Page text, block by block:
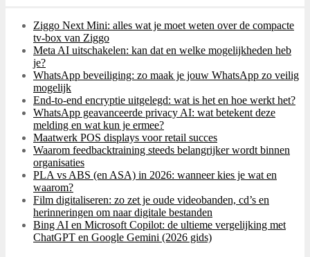
Ziggo Next Mini: alles wat je moet weten over de compacte
tv-box van Ziggo
Meta AI uitschakelen: kan dat en welke mogelijkheden heb
je?
WhatsApp beveiliging: zo maak je jouw WhatsApp zo veilig
mogelijk
End-to-end encryptie uitgelegd: wat is het en hoe werkt het?
WhatsApp geavanceerde privacy AI: wat betekent deze
melding en wat kun je ermee?
Maatwerk POS displays voor retail succes
Waarom feedbacktraining steeds belangrijker wordt binnen
organisaties
PLA vs ABS (en ASA) in 2026: wanneer kies je wat en
waarom?
Film digitaliseren: zo zet je oude videobanden, cd’s en
herinneringen om naar digitale bestanden
Bing AI en Microsoft Copilot: de ultieme vergelijking met
ChatGPT en Google Gemini (2026 gids)